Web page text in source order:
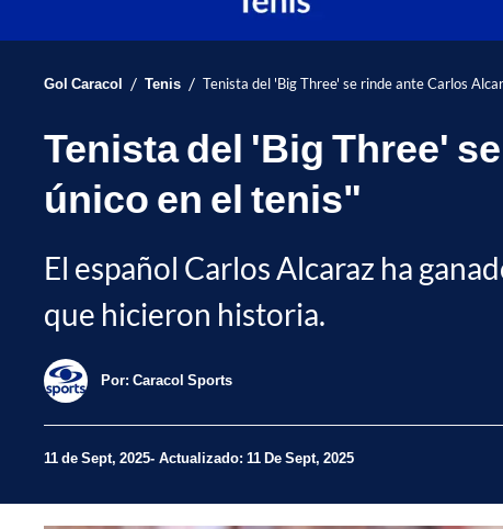
Gol Caracol / Tenis / Tenista del 'Big Three' se rinde ante Carlos
Tenista del 'Big Three'
único en el tenis"
El español Carlos Alcaraz ha
que hicieron historia.
Por: Caracol Sports
11 de Sept, 2025 Actualizado: 11 De Sept, 2025